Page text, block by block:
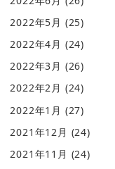
2022年5月 (25)
2022年4月 (24)
2022年3月 (26)
2022年2月 (24)
2022年1月 (27)
2021年12月 (24)
2021年11月 (24)